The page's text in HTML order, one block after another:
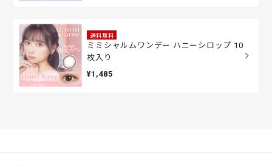
送料無料
ミミシャルムワンデー ハニーシロップ 10
枚入り
¥1,485